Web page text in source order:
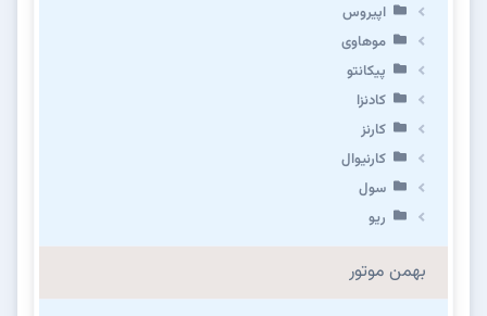
اپیروس
موهاوی
پیکانتو
کادنزا
کارنز
کارنیوال
سول
ریو
بهمن موتور